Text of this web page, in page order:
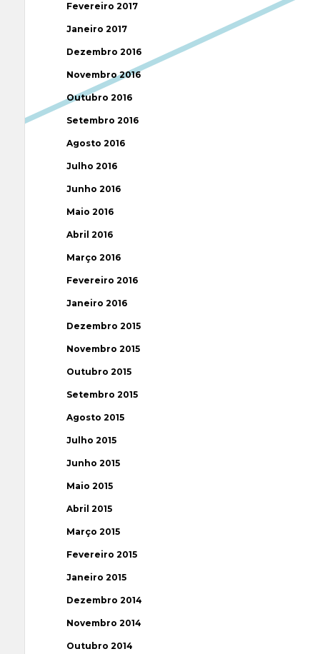
Fevereiro 2017
Janeiro 2017
Dezembro 2016
Novembro 2016
Outubro 2016
Setembro 2016
Agosto 2016
Julho 2016
Junho 2016
Maio 2016
Abril 2016
Março 2016
Fevereiro 2016
Janeiro 2016
Dezembro 2015
Novembro 2015
Outubro 2015
Setembro 2015
Agosto 2015
Julho 2015
Junho 2015
Maio 2015
Abril 2015
Março 2015
Fevereiro 2015
Janeiro 2015
Dezembro 2014
Novembro 2014
Outubro 2014